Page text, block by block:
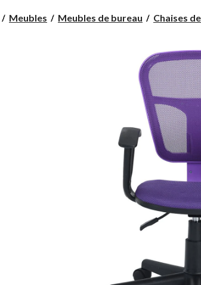
Meubles Meubles de bureau Chaises